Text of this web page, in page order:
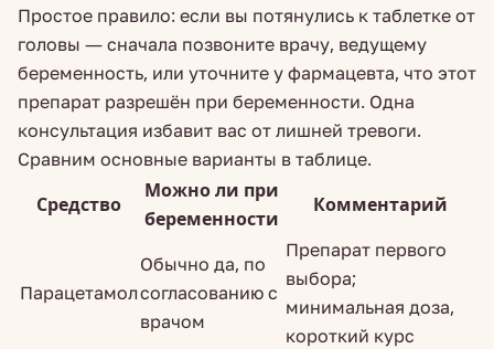
Простое правило: если вы потянулись к таблетке от
головы — сначала позвоните врачу, ведущему
беременность, или уточните у фармацевта, что этот
препарат разрешён при беременности. Одна
консультация избавит вас от лишней тревоги.
Сравним основные варианты в таблице.
Средство
Можно ли при
беременности
Комментарий
Парацетамол
Обычно да, по
согласованию с
врачом
Препарат первого
выбора;
минимальная доза,
короткий курс